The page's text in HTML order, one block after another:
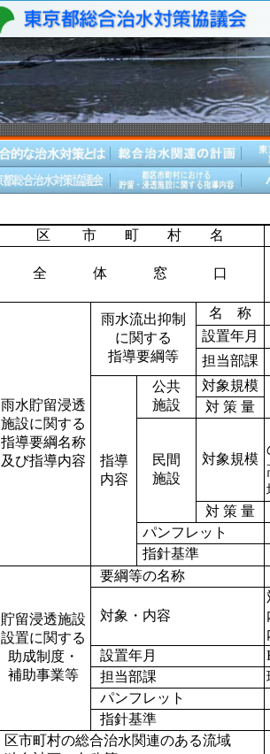
区 市 町 村 名
全 体 窓 口
雨水貯留浸透
施設に関する
指導要綱名称
及び指導内容
雨水流出抑制
に関する
指導要綱等
名 称
設置年月
担当部課
指導
内容
公共
施設
対象規模
対 策 量
民間
施設
対象規模
対 策 量
パンフレット
指針基準
貯留浸透施設
設置に関する
助成制度・
補助事業等
要綱等の名称
対象・内容
設置年月
担当部課
パンフレット
指針基準
区市町村の総合治水関連のある流域